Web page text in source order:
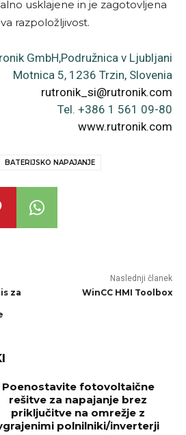
usklajene in je zagotovljena
razpoložljivost.
GmbH,Podružnica v Ljubljani
Motnica 5, 1236 Trzin, Slovenia
rutronik_si@rutronik.com
Tel. +386 1 561 09-80
www.rutronik.com
BATERIJSKO NAPAJANJE
za
Naslednji članek
WinCC HMI Toolbox
Poenostavite fotovoltaične
rešitve za napajanje brez
priključitve na omrežje z
polnilniki/inverterji